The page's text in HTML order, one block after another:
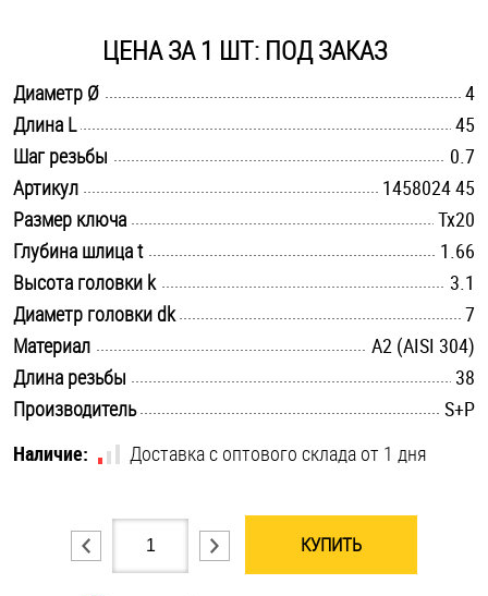
Стопорные кольца
Такелаж
Хомуты
Шайбы
Шпильки
Шплинты
Штифты и пальцы
ЦЕНА ЗА 1 ШТ: ПОД ЗАКАЗ
Диаметр Ø
4
Длина L
45
Шаг резьбы
0.7
Артикул
1458024 45
Размер ключа
Tx20
Глубина шлица t
1.66
Высота головки k
3.1
Диаметр головки dk
7
Материал
А2 (AISI 304)
Длина резьбы
38
Производитель
S+P
Наличие:
Доставка с оптового склада от 1 дня
КУПИТЬ